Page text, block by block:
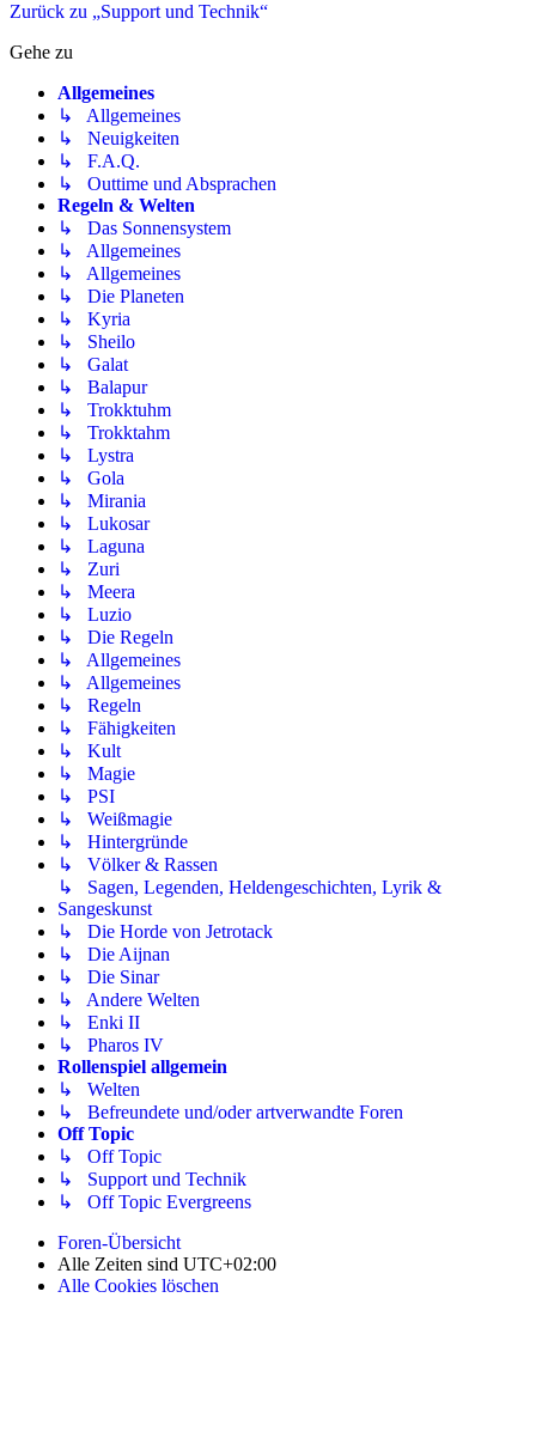
Zurück zu „Support und Technik“
Gehe zu
Allgemeines
↳ Allgemeines
↳ Neuigkeiten
↳ F.A.Q.
↳ Outtime und Absprachen
Regeln & Welten
↳ Das Sonnensystem
↳ Allgemeines
↳ Allgemeines
↳ Die Planeten
↳ Kyria
↳ Sheilo
↳ Galat
↳ Balapur
↳ Trokktuhm
↳ Trokktahm
↳ Lystra
↳ Gola
↳ Mirania
↳ Lukosar
↳ Laguna
↳ Zuri
↳ Meera
↳ Luzio
↳ Die Regeln
↳ Allgemeines
↳ Allgemeines
↳ Regeln
↳ Fähigkeiten
↳ Kult
↳ Magie
↳ PSI
↳ Weißmagie
↳ Hintergründe
↳ Völker & Rassen
↳ Sagen, Legenden, Heldengeschichten, Lyrik &
Sangeskunst
↳ Die Horde von Jetrotack
↳ Die Aijnan
↳ Die Sinar
↳ Andere Welten
↳ Enki II
↳ Pharos IV
Rollenspiel allgemein
↳ Welten
↳ Befreundete und/oder artverwandte Foren
Off Topic
↳ Off Topic
↳ Support und Technik
↳ Off Topic Evergreens
Foren-Übersicht
Alle Zeiten sind UTC+02:00
Alle Cookies löschen